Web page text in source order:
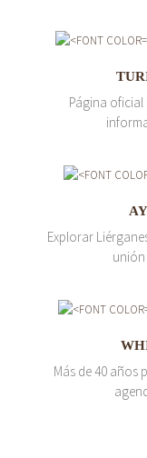
Página
Explorar
unión
Más de 40